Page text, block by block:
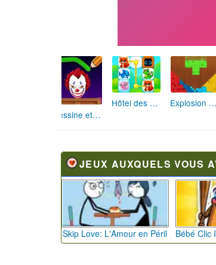
Dessine et Écrase : Le Jeu des Monstres
Hôtel des Animaux de Rêve Explosion de Blocs de Sable
JEUX AUXQUELS VOUS
Skip Love: L'Amour en Péril